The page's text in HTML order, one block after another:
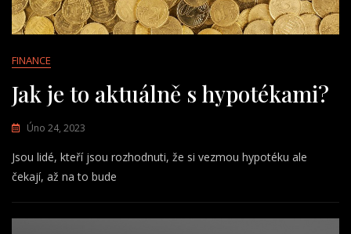
FINANCE
Jak je to aktuálně s hypotékami?
Úno 24, 2023
Jsou lidé, kteří jsou rozhodnuti, že si vezmou hypotéku ale
čekají, až na to bude